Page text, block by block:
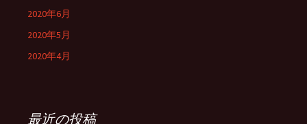
2020年6月
2020年5月
2020年4月
最近の投稿